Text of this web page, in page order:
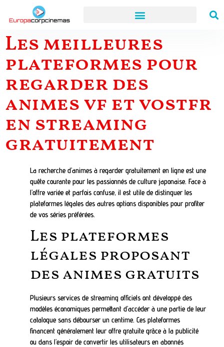
Les meilleures
plateformes pour
regarder des
animes vf et vostfr
en streaming
gratuitement
La recherche d’animes à regarder gratuitement en ligne est une
quête courante pour les passionnés de culture japonaise. Face à
l’offre variée et parfois confuse, il est utile de distinguer les
plateformes légales des autres options disponibles pour profiter
de vos séries préférées.
Les plateformes
légales proposant
des animes gratuits
Plusieurs services de streaming officiels ont développé des
modèles économiques permettant d’accéder à une partie de leur
catalogue sans débourser un centime. Ces plateformes
financent généralement leur offre gratuite grâce à la publicité
ou dans l’espoir de convertir les utilisateurs en abonnés